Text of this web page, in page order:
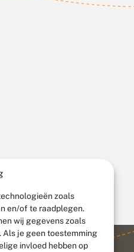
zoals
en/of te raadplegen.
wij gegevens zoals
Als je geen toestemming
invloed hebben op